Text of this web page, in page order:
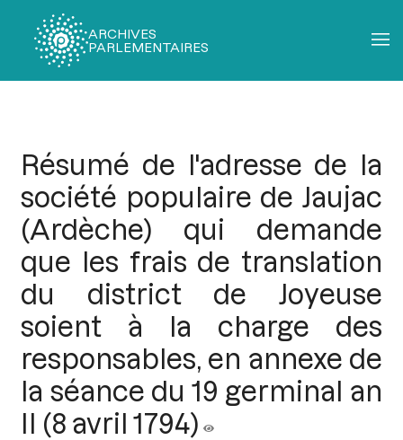
ARCHIVES
PARLEMENTAIRES
Résumé de l'adresse de la
société populaire de Jaujac
(Ardèche) qui demande
que les frais de translation
du district de Joyeuse
soient à la charge des
responsables, en annexe de
la séance du 19 germinal an
II (8 avril 1794)